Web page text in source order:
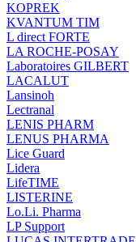
KOPREK
KVANTUM TIM
L direct FORTE
LA ROCHE-POSAY
Laboratoires GILBERT
LACALUT
Lansinoh
Lectranal
LENIS PHARM
LENUS PHARMA
Lice Guard
Lidera
LifeTIME
LISTERINE
Lo.Li. Pharma
LP Support